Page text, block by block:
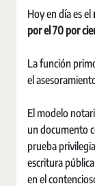
Hoy en día es el
por el 70 por
La función
el
El modelo
un documento
prueba
escritura
en el